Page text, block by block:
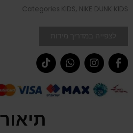
Categories KIDS, NIKE DUNK KIDS
תיאור